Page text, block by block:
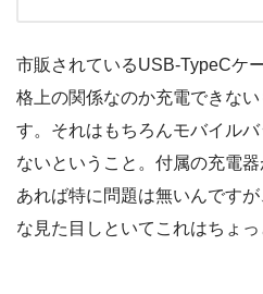
市販されているUSB-TypeCケ
格上の関係なのか充電できな
す。それはもちろんモバイル
ないということ。付属の充電
あれば特に問題は無いんです
な見た目しといてこれはちょ